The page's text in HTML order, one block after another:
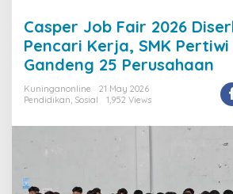
Casper Job Fair 2026
Pencari Kerja, SMK
Gandeng 25 Perusahaan
Kuninganonline
21 May 2026
Pendidikan, Sosial 1,952 Views